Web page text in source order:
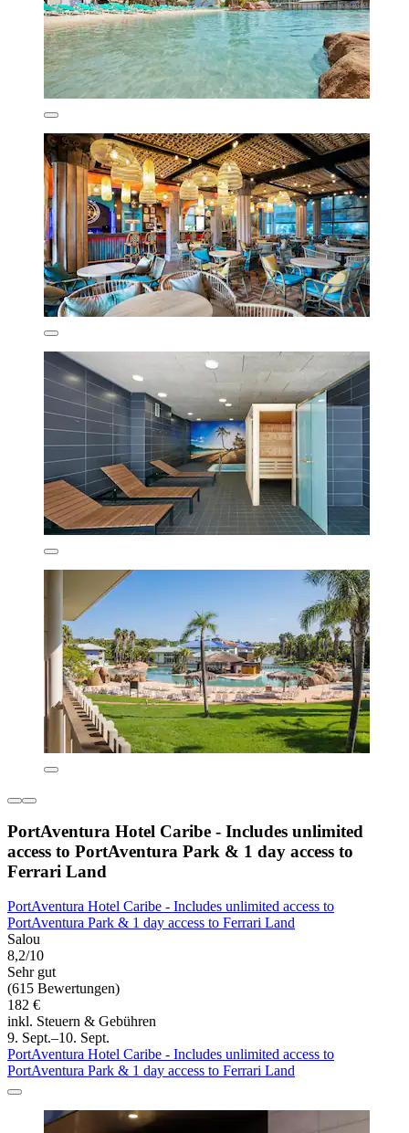
PortAventura Hotel Caribe - Includes unlimited
access to PortAventura Park & 1 day access to
Ferrari Land
PortAventura Hotel Caribe - Includes unlimited access to
PortAventura Park & 1 day access to Ferrari Land
Salou
8,2/10
Sehr gut
(615 Bewertungen)
182 €
inkl. Steuern & Gebühren
9. Sept.–10. Sept.
PortAventura Hotel Caribe - Includes unlimited access to
PortAventura Park & 1 day access to Ferrari Land